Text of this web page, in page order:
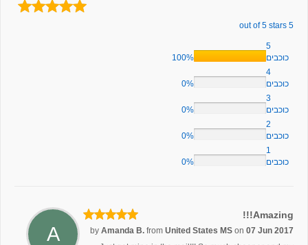
5 out of 5 stars
5
כוכבים
100%
4
כוכבים
0%
3
כוכבים
0%
2
כוכבים
0%
1
כוכבים
0%
A
Amazing!!!
by Amanda B. from United States MS on 07 Jun 2017